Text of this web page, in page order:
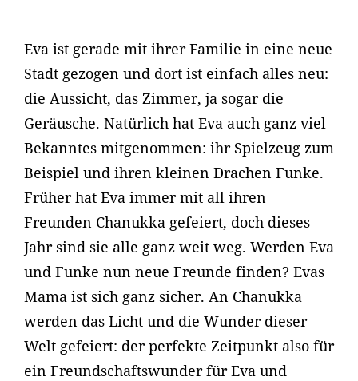
Eva ist gerade mit ihrer Familie in eine neue
Stadt gezogen und dort ist einfach alles neu:
die Aussicht, das Zimmer, ja sogar die
Geräusche. Natürlich hat Eva auch ganz viel
Bekanntes mitgenommen: ihr Spielzeug zum
Beispiel und ihren kleinen Drachen Funke.
Früher hat Eva immer mit all ihren
Freunden Chanukka gefeiert, doch dieses
Jahr sind sie alle ganz weit weg. Werden Eva
und Funke nun neue Freunde finden? Evas
Mama ist sich ganz sicher. An Chanukka
werden das Licht und die Wunder dieser
Welt gefeiert: der perfekte Zeitpunkt also für
ein Freundschaftswunder für Eva und